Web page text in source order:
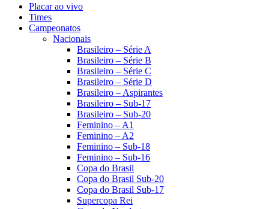
Placar ao vivo
Times
Campeonatos
Nacionais
Brasileiro – Série A
Brasileiro – Série B
Brasileiro – Série C
Brasileiro – Série D
Brasileiro – Aspirantes
Brasileiro – Sub-17
Brasileiro – Sub-20
Feminino – A1
Feminino – A2
Feminino – Sub-18
Feminino – Sub-16
Copa do Brasil
Copa do Brasil Sub-20
Copa do Brasil Sub-17
Supercopa Rei